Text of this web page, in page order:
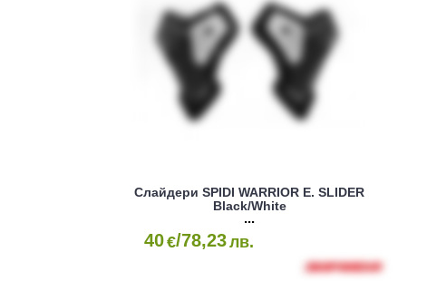
Слайдери SPIDI WARRIOR E. SLIDER
Black/White
40€/78,23лв.